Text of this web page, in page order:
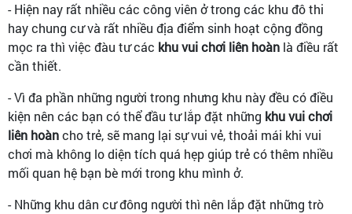
- Hiện nay rất nhiều các công viên ở trong các khu đô thi
hay chung cư và rất nhiều địa điểm sinh hoạt cộng đồng
mọc ra thì việc đàu tư các khu vui chơi liên hoàn là điều rất
cần thiết.
- Vì đa phần những người trong nhưng khu này đều có điều
kiện nên các bạn có thể đầu tư lắp đặt những khu vui chơi
liên hoàncho trẻ, sẽ mang lại sự vui vẻ, thoải mái khi vui
chơi mà không lo diện tích quá hẹp giúp trẻ có thêm nhiều
mối quan hệ bạn bè mới trong khu mình ở.
- Những khu dân cư đông người thì nên lắp đặt những trò